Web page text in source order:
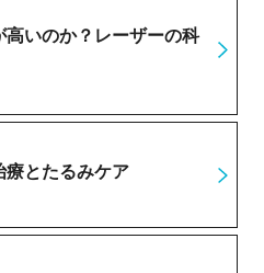
いのか？レーザーの科
療とたるみケア